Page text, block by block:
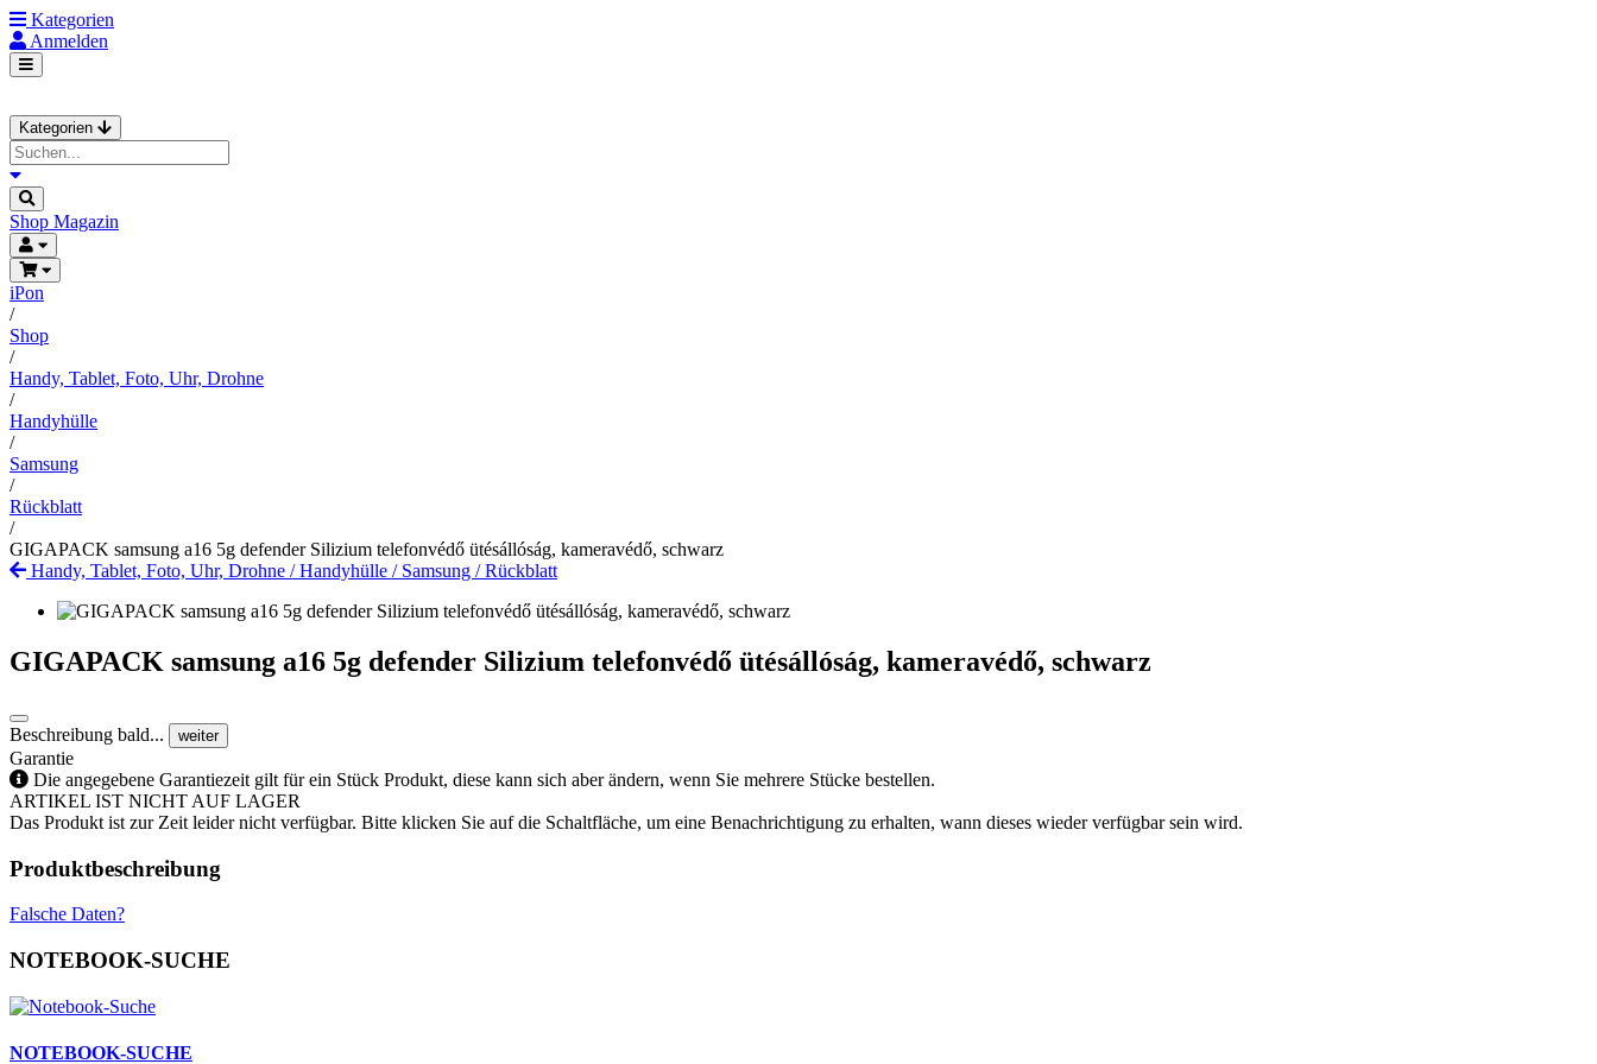
Kategorien
Anmelden
Kategorien
Shop Magazin
iPon
/
Shop
/
Handy, Tablet, Foto, Uhr, Drohne
/
Handyhülle
/
Samsung
/
Rückblatt
/
GIGAPACK samsung a16 5g defender Silizium telefonvédő ütésállóság, kameravédő, schwarz
Handy, Tablet, Foto, Uhr, Drohne /Handyhülle / Samsung /Rückblatt
GIGAPACK samsung a16 5g defender Silizium telefonvédő ütésállóság, kameravédő, schwarz
Beschreibung bald... weiter
Garantie
Die angegebene Garantiezeit gilt für ein Stück Produkt, diese kann sich aber ändern, wenn Sie mehrere Stücke bestellen.
ARTIKEL IST NICHT AUF LAGER
Das Produkt ist zur Zeit leider nicht verfügbar. Bitte klicken Sie auf die Schaltfläche, um eine Benachrichtigung zu erhalten, wann dieses wieder verfügbar sein wird.
Produktbeschreibung
Falsche Daten?
NOTEBOOK-SUCHE
NOTEBOOK-SUCHE